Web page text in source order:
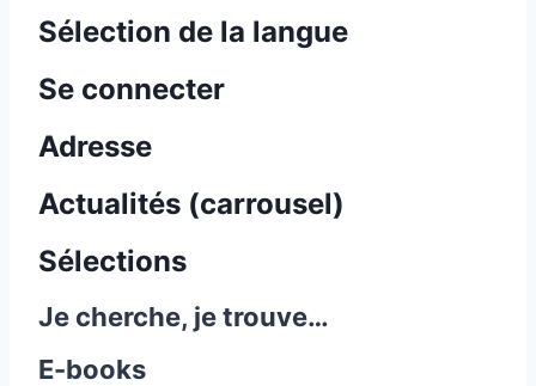
Sélection de la langue
Se connecter
Adresse
Actualités (carrousel)
Sélections
Je cherche, je trouve…
E-books